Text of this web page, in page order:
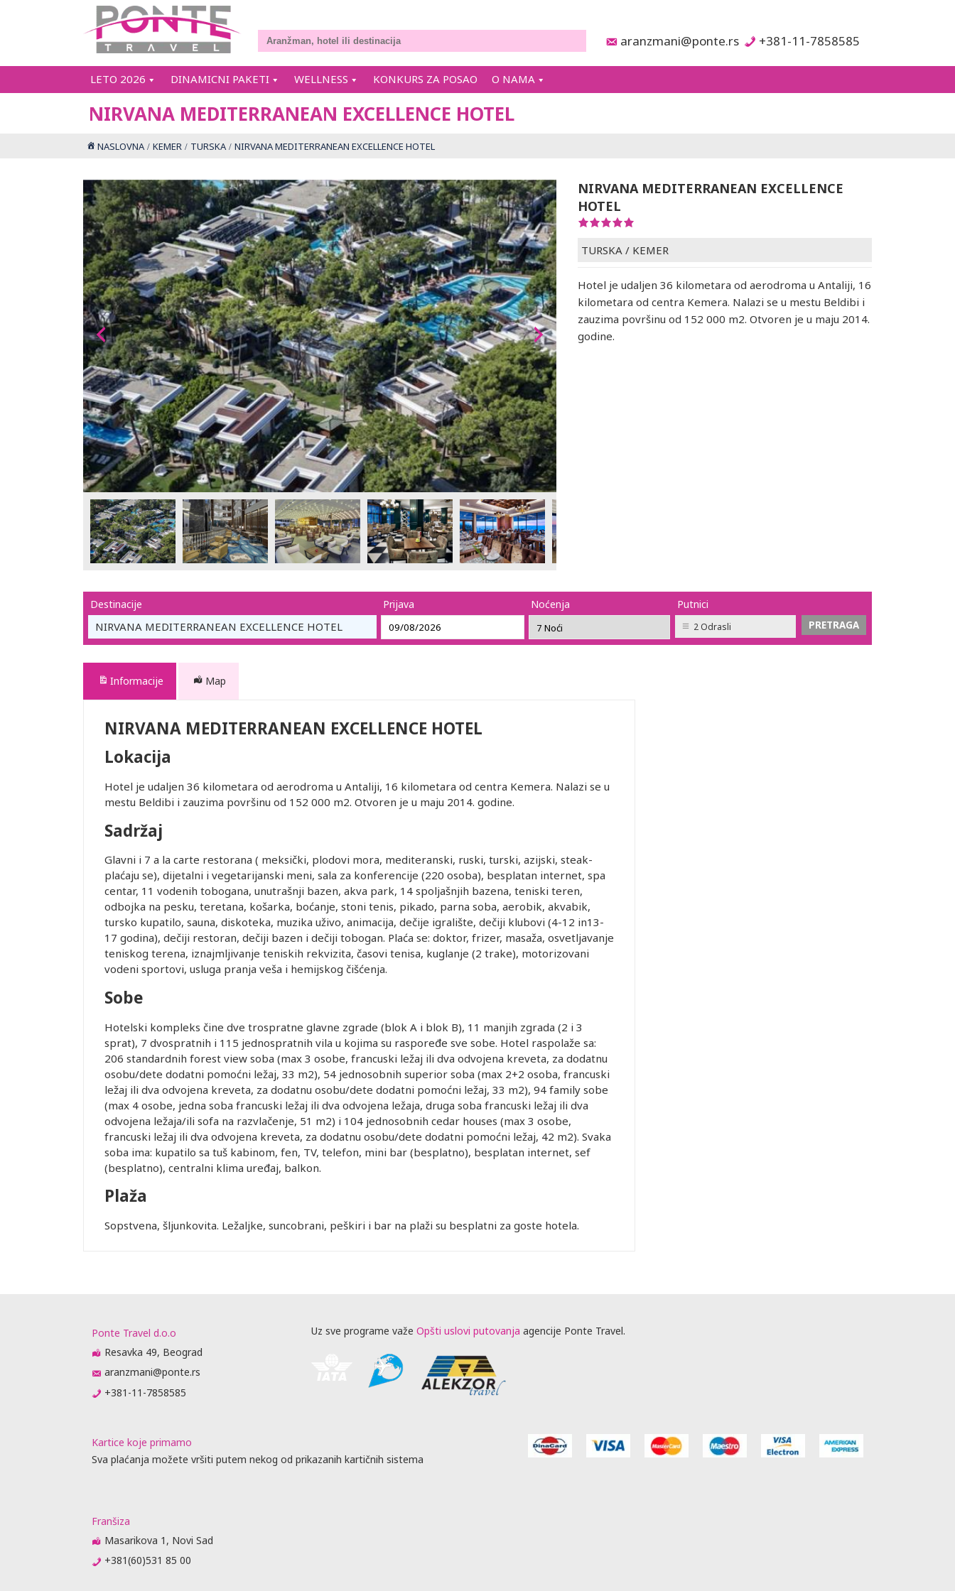
aranzmani@ponte.rs +381-11-7858585
LETO 2026 DINAMICNI PAKETI WELLNESS KONKURS ZA POSAO O NAMA
NIRVANA MEDITERRANEAN EXCELLENCE HOTEL
NASLOVNA KEMER TURSKA NIRVANA MEDITERRANEAN EXCELLENCE HOTEL
NIRVANA MEDITERRANEAN EXCELLENCE
HOTEL
TURSKA / KEMER
Hotel je udaljen 36 kilometara od aerodroma u Antaliji, 16
kilometara od centra Kemera. Nalazi se u mestu Beldibi i
zauzima površinu od 152 000 m2. Otvoren je u maju 2014.
godine.
Destinacije
NIRVANA MEDITERRANEAN EXCELLENCE HOTEL
Prijava Noćenja Putnici
2 Odrasli
Informacije Map
NIRVANA MEDITERRANEAN EXCELLENCE HOTEL
Lokacija
Hotel je udaljen 36 kilometara od aerodroma u Antaliji, 16 kilometara od centra Kemera. Nalazi se u
mestu Beldibi i zauzima površinu od 152 000 m2. Otvoren je u maju 2014. godine.
Sadržaj
Glavni i 7 a la carte restorana ( meksički, plodovi mora, mediteranski, ruski, turski, azijski, steak-
plaćaju se), dijetalni i vegetarijanski meni, sala za konferencije (220 osoba), besplatan internet, spa
centar, 11 vodenih tobogana, unutrašnji bazen, akva park, 14 spoljašnjih bazena, teniski teren,
odbojka na pesku, teretana, košarka, boćanje, stoni tenis, pikado, parna soba, aerobik, akvabik,
tursko kupatilo, sauna, diskoteka, muzika uživo, animacija, dečije igralište, dečiji klubovi (4-12 in13-
17 godina), dečiji restoran, dečiji bazen i dečiji tobogan. Plaća se: doktor, frizer, masaža, osvetljavanje
teniskog terena, iznajmljivanje teniskih rekvizita, časovi tenisa, kuglanje (2 trake), motorizovani
vodeni sportovi, usluga pranja veša i hemijskog čišćenja.
Sobe
Hotelski kompleks čine dve trospratne glavne zgrade (blok A i blok B), 11 manjih zgrada (2 i 3
sprat), 7 dvospratnih i 115 jednospratnih vila u kojima su raspoređe sve sobe. Hotel raspolaže sa:
206 standardnih forest view soba (max 3 osobe, francuski ležaj ili dva odvojena kreveta, za dodatnu
osobu/dete dodatni pomoćni ležaj, 33 m2), 54 jednosobnih superior soba (max 2+2 osoba, francuski
ležaj ili dva odvojena kreveta, za dodatnu osobu/dete dodatni pomoćni ležaj, 33 m2), 94 family sobe
(max 4 osobe, jedna soba francuski ležaj ili dva odvojena ležaja, druga soba francuski ležaj ili dva
odvojena ležaja/ili sofa na razvlačenje, 51 m2) i 104 jednosobnih cedar houses (max 3 osobe,
francuski ležaj ili dva odvojena kreveta, za dodatnu osobu/dete dodatni pomoćni ležaj, 42 m2). Svaka
soba ima: kupatilo sa tuš kabinom, fen, TV, telefon, mini bar (besplatno), besplatan internet, sef
(besplatno), centralni klima uređaj, balkon.
Plaža
Sopstvena, šljunkovita. Ležaljke, suncobrani, peškiri i bar na plaži su besplatni za goste hotela.
Ponte Travel d.o.o
Resavka 49, Beograd
aranzmani@ponte.rs
+381-11-7858585
Uz sve programe važe Opšti uslovi putovanja agencije Ponte Travel.
Kartice koje primamo
Sva plaćanja možete vršiti putem nekog od prikazanih kartičnih sistema
Franšiza
Masarikova 1, Novi Sad
+381(60)531 85 00